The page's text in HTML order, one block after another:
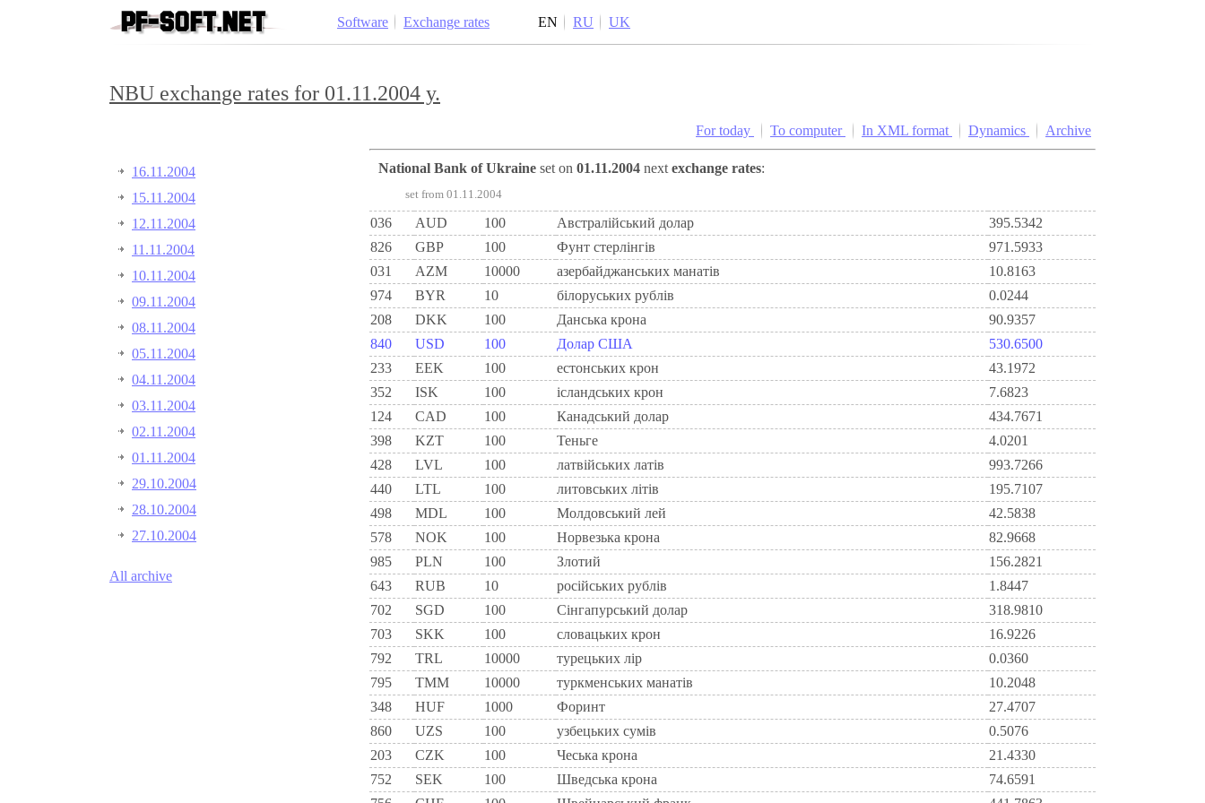
Software Exchange rates EN RU UK
NBU exchange rates for 01.11.2004 y.
16.11.2004
15.11.2004
12.11.2004
11.11.2004
10.11.2004
09.11.2004
08.11.2004
05.11.2004
04.11.2004
03.11.2004
02.11.2004
01.11.2004
29.10.2004
28.10.2004
27.10.2004
All archive
For today To computer In XML format Dynamics Archive
National Bank of Ukraine set on 01.11.2004 next exchange rates:
set from 01.11.2004
036 AUD 100 Австралійський долар
395.5342
826
GBP 100 Фунт стерлінгів
971.5933
031
AZM 10000 азербайджанських манатів
10.8163
974
BYR 10 білоруських рублів
0.0244
208
DKK 100 Данська крона
90.9357
840
USD 100 Долар США
530.6500
233
EEK 100 естонських крон
43.1972
352
ISK 100 ісландських крон
7.6823
124
CAD 100 Канадський долар
434.7671
398
KZT 100 Теньге
4.0201
428
LVL 100 латвійських латів
993.7266
440
LTL 100 литовських літів
195.7107
498
MDL 100 Молдовський лей
42.5838
578
NOK 100 Норвезька крона
82.9668
985
PLN 100 Злотий
156.2821
643
RUB 10 російських рублів
1.8447
702
SGD 100 Сінгапурський долар
318.9810
703
SKK 100 словацьких крон
16.9226
792
TRL 10000 турецьких лір
0.0360
795
TMM 10000 туркменських манатів
10.2048
348
HUF 1000 Форинт
27.4707
860
UZS 100 узбецьких сумів
0.5076
203
CZK 100 Чеська крона
21.4330
752
SEK 100 Шведська крона
74.6591